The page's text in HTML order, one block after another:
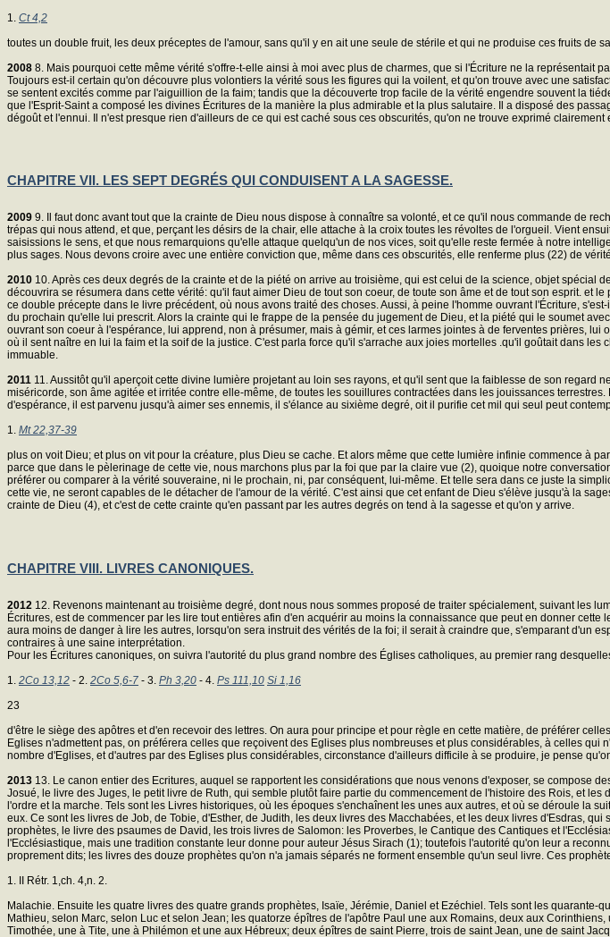
1. Ct 4,2
toutes un double fruit, les deux préceptes de l'amour, sans qu'il y en ait une seule de stérile et qui ne produise ces fruits de
2008 8. Mais pourquoi cette même vérité s'offre-t-elle ainsi à moi avec plus de charmes, que si l'Écriture ne la
Toujours est-il certain qu'on découvre plus volontiers la vérité sous les figures qui la voilent, et qu'on trouve avec une
se sentent excités comme par l'aiguillion de la faim; tandis que la découverte trop facile de la vérité engendre souvent la
que l'Esprit-Saint a composé les divines Écritures de la manière la plus admirable et la plus salutaire. Il a disposé des
dégoût et l'ennui. Il n'est presque rien d'ailleurs de ce qui est caché sous ces obscurités, qu'on ne trouve exprimé clairement
CHAPITRE VII. LES SEPT DEGRÉS QUI CONDUISENT A LA SAGESSE.
2009 9. Il faut donc avant tout que la crainte de Dieu nous dispose à connaître sa volonté, et ce qu'il nous commande de
trépas qui nous attend, et que, perçant les désirs de la chair, elle attache à la croix toutes les révoltes de l'orgueil. Vient
saisissions le sens, et que nous remarquions qu'elle attaque quelqu'un de nos vices, soit qu'elle reste fermée à notre
plus sages. Nous devons croire avec une entière conviction que, même dans ces obscurités, elle renferme plus (22) de
2010 10. Après ces deux degrés de la crainte et de la piété on arrive au troisième, qui est celui de la science, objet
découvrira se résumera dans cette vérité: qu'il faut aimer Dieu de tout son coeur, de toute son âme et de tout son esprit.
ce double précepte dans le livre précédent, où nous avons traité des choses. Aussi, à peine l'homme ouvrant l'Écriture,
du prochain qu'elle lui prescrit. Alors la crainte qui le frappe de la pensée du jugement de Dieu, et la piété qui le soumet
ouvrant son coeur à l'espérance, lui apprend, non à présumer, mais à gémir, et ces larmes jointes à de ferventes prières,
où il sent naître en lui la faim et la soif de la justice. C'est parla force qu'il s'arrache aux joies mortelles .qu'il goûtait dans
immuable.
2011 11. Aussitôt qu'il aperçoit cette divine lumière projetant au loin ses rayons, et qu'il sent que la faiblesse de son
miséricorde, son âme agitée et irritée contre elle-même, de toutes les souillures contractées dans les jouissances
d'espérance, il est parvenu jusqu'à aimer ses ennemis, il s'élance au sixième degré, oit il purifie cet mil qui seul peut
1. Mt 22,37-39
plus on voit Dieu; et plus on vit pour la créature, plus Dieu se cache. Et alors même que cette lumière infinie commence à
parce que dans le pèlerinage de cette vie, nous marchons plus par la foi que par la claire vue (2), quoique notre
préférer ou comparer à la vérité souveraine, ni le prochain, ni, par conséquent, lui-même. Et telle sera dans ce juste la
cette vie, ne seront capables de le détacher de l'amour de la vérité. C'est ainsi que cet enfant de Dieu s'élève jusqu'à la
crainte de Dieu (4), et c'est de cette crainte qu'en passant par les autres degrés on tend à la sagesse et qu'on y arrive.
CHAPITRE VIII. LIVRES CANONIQUES.
2012 12. Revenons maintenant au troisième degré, dont nous nous sommes proposé de traiter spécialement, suivant les
Écritures, est de commencer par les lire tout entières afin d'en acquérir au moins la connaissance que peut en donner
aura moins de danger à lire les autres, lorsqu'on sera instruit des vérités de la foi; il serait à craindre que, s'emparant d'un
contraires à une saine interprétation.
Pour les Écritures canoniques, on suivra l'autorité du plus grand nombre des Églises catholiques, au premier rang
1. 2Co 13,12 - 2. 2Co 5,6-7 - 3. Ph 3,20 - 4. Ps 111,10 Si 1,16
23
d'être le siège des apôtres et d'en recevoir des lettres. On aura pour principe et pour règle en cette matière, de préférer
Eglises n'admettent pas, on préférera celles que reçoivent des Eglises plus nombreuses et plus considérables, à celles
nombre d'Eglises, et d'autres par des Eglises plus considérables, circonstance d'ailleurs difficile à se produire, je pense
2013 13. Le canon entier des Ecritures, auquel se rapportent les considérations que nous venons d'exposer, se compose
Josué, le livre des Juges, le petit livre de Ruth, qui semble plutôt faire partie du commencement de l'histoire des Rois, et
l'ordre et la marche. Tels sont les Livres historiques, où les époques s'enchaînent les unes aux autres, et où se déroule la
eux. Ce sont les livres de Job, de Tobie, d'Esther, de Judith, les deux livres des Macchabées, et les deux livres d'Esdras,
prophètes, le livre des psaumes de David, les trois livres de Salomon: les Proverbes, le Cantique des Cantiques et
l'Ecclésiastique, mais une tradition constante leur donne pour auteur Jésus Sirach (1); toutefois l'autorité qu'on leur a
proprement dits; les livres des douze prophètes qu'on n'a jamais séparés ne forment ensemble qu'un seul livre. Ces
1. II Rétr. 1,ch. 4,n. 2.
Malachie. Ensuite les quatre livres des quatre grands prophètes, Isaïe, Jérémie, Daniel et Ezéchiel. Tels sont les
Mathieu, selon Marc, selon Luc et selon Jean; les quatorze épîtres de l'apôtre Paul une aux Romains, deux aux
Timothée, une à Tite, une à Philémon et une aux Hébreux; deux épîtres de saint Pierre, trois de saint Jean, une de saint